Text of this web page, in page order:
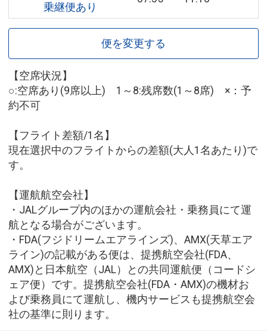
乗継便あり
便を変更する
【空席状況】
○:空席あり(9席以上) 1～8:残席数(1～8席) ×：予
約不可
【フライト差額/1名】
現在選択中のフライトからの差額(大人1名あたり)で
す。
【運航航空会社】
・JALグループ内のほかの運航会社・乗務員にて運
航となる場合がございます。
・FDA(フジドリームエアラインズ)、AMX(天草エア
ライン)の記載がある便は、提携航空会社(FDA、
AMX)と日本航空（JAL）との共同運航便（コードシ
ェア便）です。提携航空会社(FDA・AMX)の機材お
よび乗務員にて運航し、機内サービスも提携航空会
社の基準に則ります。